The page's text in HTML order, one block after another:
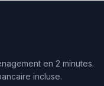
en 2 minutes.
incluse.